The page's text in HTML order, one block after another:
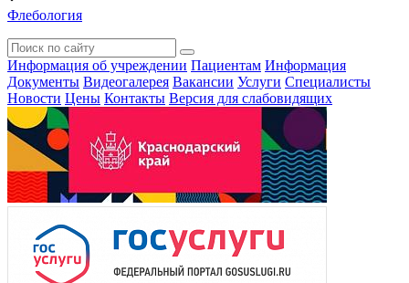
Флебология
Информация об учреждении Пациентам Информация
Документы Видеогалерея Вакансии Услуги Специалисты
Новости Цены Контакты Версия для слабовидящих